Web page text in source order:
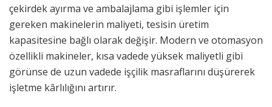
çekirdek ayırma ve ambalajlama gibi işlemler için
gereken makinelerin maliyeti, tesisin üretim
kapasitesine bağlı olarak değişir. Modern ve otomasyon
özellikli makineler, kısa vadede yüksek maliyetli gibi
görünse de uzun vadede işçilik masraflarını düşürerek
işletme kârlılığını artırır.